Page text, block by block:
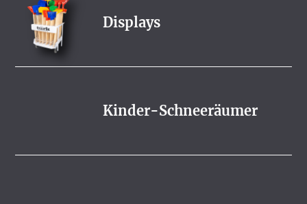
Displays
Kinder-Schneeräumer